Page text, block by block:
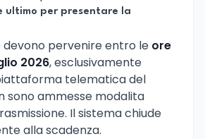
ultimo per presentare la
devono pervenire entro le ore
2026, esclusivamente
telematica del
sono ammesse modalita
Il sistema chiude
alla scadenza.